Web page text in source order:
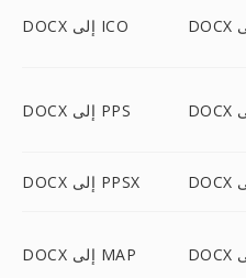
DOCX إلى ICO
DOCX إلى PPS
DOCX إلى PPSX
DOCX إلى MAP